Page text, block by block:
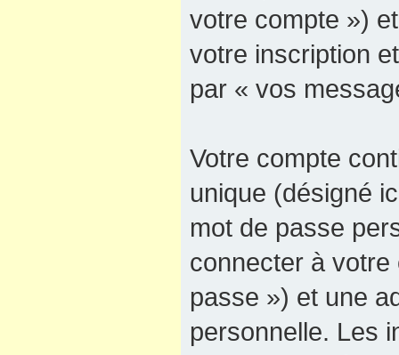
votre compte »)
votre inscription
par « vos
Votre compte
unique (désigné
mot de passe
connecter à
passe ») et une
personnelle. Les